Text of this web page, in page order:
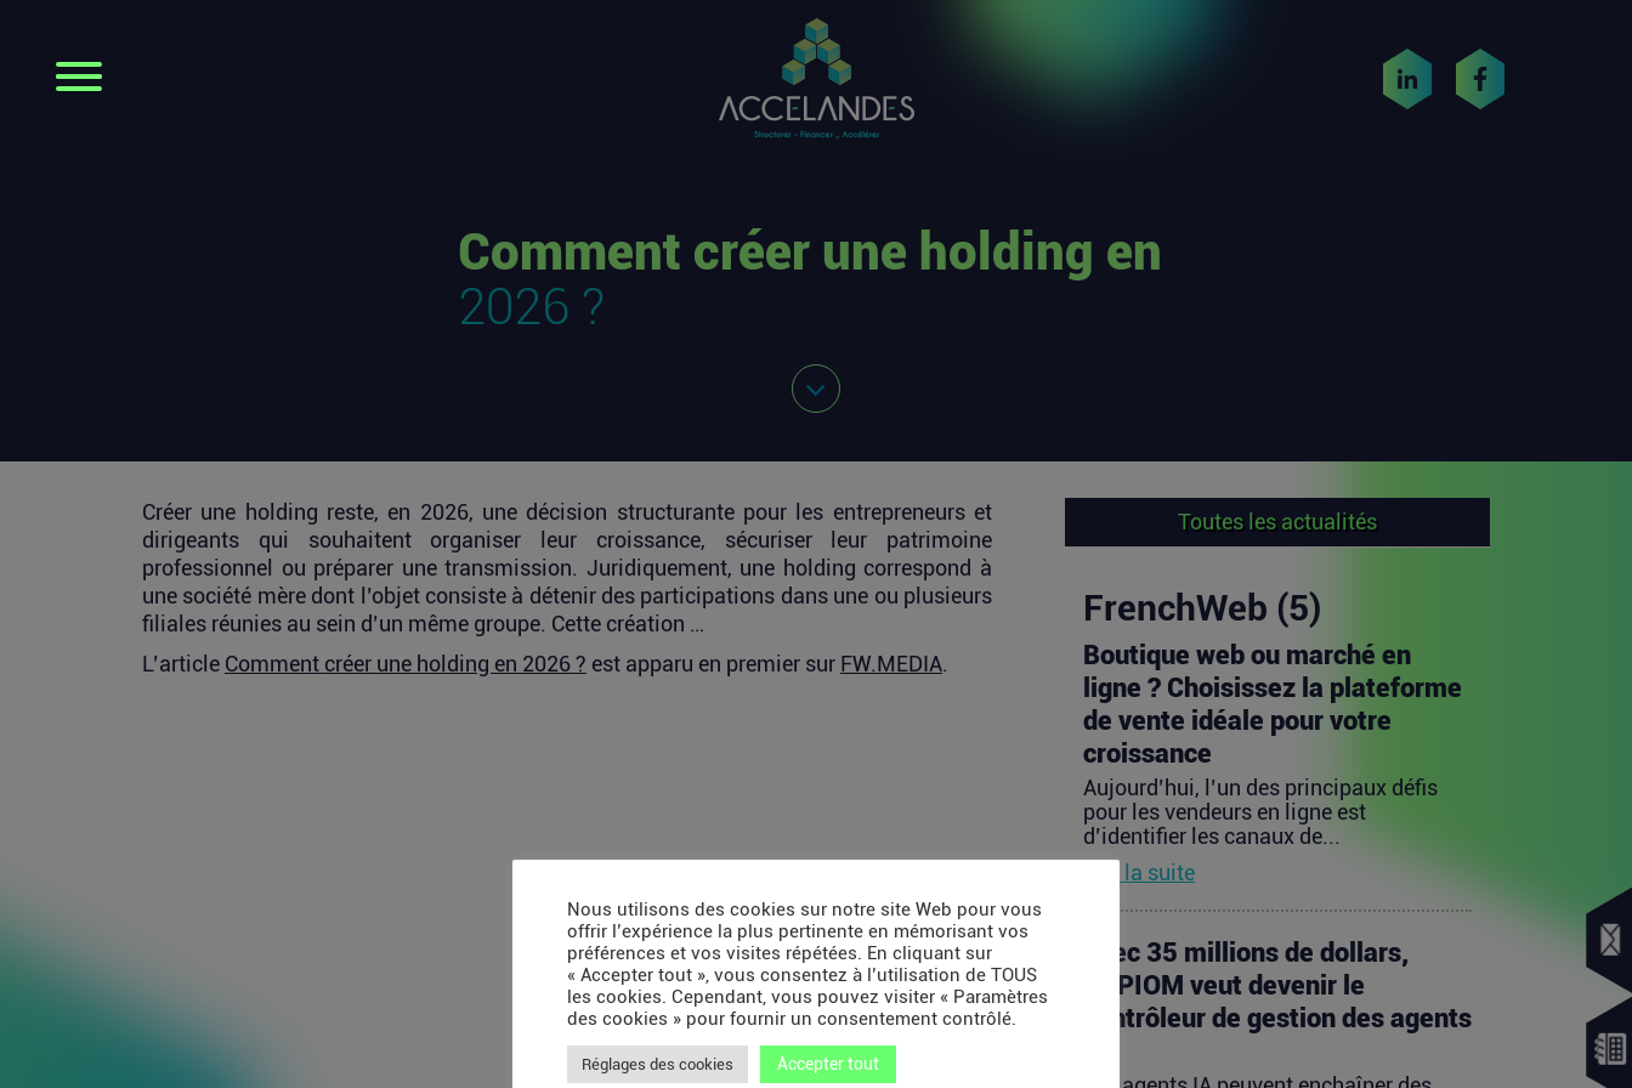
Comment créer une holding en
2026 ?
Créer une holding reste, en 2026, une décision structurante pour les entrepreneurs et
dirigeants qui souhaitent organiser leur croissance, sécuriser leur patrimoine
professionnel ou préparer une transmission. Juridiquement, une holding correspond à
une société mère dont l’objet consiste à détenir des participations dans une ou plusieurs
filiales réunies au sein d’un même groupe. Cette création …
L’article Comment créer une holding en 2026 ? est apparu en premier sur FW.MEDIA.
Toutes les actualités
FrenchWeb (5)
Boutique web ou marché en
ligne ? Choisissez la plateforme
de vente idéale pour votre
croissance
Aujourd’hui, l’un des principaux défis
pour les vendeurs en ligne est
d’identifier les canaux de...
Lire la suite
Avec 35 millions de dollars,
SAPIOM veut devenir le
contrôleur de gestion des agents
Nous utilisons des cookies sur notre site Web pour vous
offrir l’expérience la plus pertinente en mémorisant vos
préférences et vos visites répétées. En cliquant sur
« Accepter tout », vous consentez à l’utilisation de TOUS
les cookies. Cependant, vous pouvez visiter « Paramètres
des cookies » pour fournir un consentement contrôlé.
Réglages des cookies Accepter tout